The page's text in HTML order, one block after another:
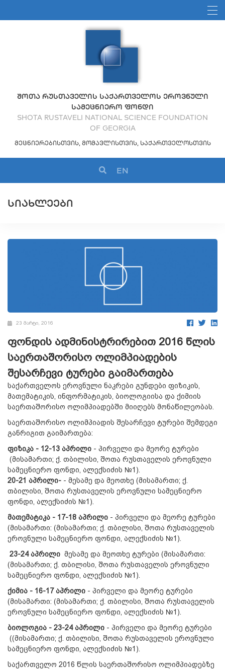
ᲨᲝᲗᲐ ᲠᲣᲡᲗᲐᲕᲔᲚᲘᲡ ᲡᲐᲥᲐᲠᲗᲕᲔᲚᲝᲡ ᲔᲠᲝᲕᲜᲣᲚᲘ
ᲡᲐᲛᲔᲪᲜᲘᲔᲠᲝ ᲤᲝᲜᲓᲘ
SHOTA RUSTAVELI NATIONAL SCIENCE FOUNDATION
OF GEORGIA
ᲛᲔᲪᲜᲘᲔᲠᲔᲑᲘᲡᲗᲕᲘᲡ, ᲛᲝᲛᲐᲕᲚᲘᲡᲗᲕᲘᲡ, ᲡᲐᲥᲐᲠᲗᲕᲔᲚᲝᲡᲗᲕᲘᲡ
EN
ᲡᲘᲐᲮᲚᲔᲔᲑᲘ
23 მარტი, 2016
ფონდის ადმინისტრირებით 2016 წლის
საერთაშორისო ოლიმპიადების
შესარჩევი ტურები გაიმართება
საქართველოს ეროვნული ნაკრები გუნდები ფიზიკის,
მათემატიკის, ინფორმატიკის, ბიოლოგიისა და ქიმიის
საერთაშორისო ოლიმპიადებში მიიღებს მონაწილეობას.
საერთაშორისო ოლიმპიადის შესარჩევი ტურები შემდეგი
განრიგით გაიმართება:
ფიზიკა - 12-13 აპრილი - პირველი და მეორე ტურები
(მისამართი; ქ. თბილისი, შოთა რუსთაველის ეროვნული
სამეცნიერო ფონდი, ალექსიძის №1).
20-21 აპრილი- - მესამე და მეოთხე (მისამართი; ქ.
თბილისი, შოთა რუსთაველის ეროვნული სამეცნიერო
ფონდი, ალექსიძის №1).
მათემატიკა - 17-18 აპრილი - პირველი და მეორე ტურები
(მისამართი: (მისამართი; ქ. თბილისი, შოთა რუსთაველის
ეროვნული სამეცნიერო ფონდი, ალექსიძის №1).
23-24 აპრილი მესამე და მეოთხე ტურები (მისამართი:
(მისამართი; ქ. თბილისი, შოთა რუსთაველის ეროვნული
სამეცნიერო ფონდი, ალექსიძის №1).
ქიმია - 16-17 აპრილი - პირველი და მეორე ტურები
(მისამართი: (მისამართი; ქ. თბილისი, შოთა რუსთაველის
ეროვნული სამეცნიერო ფონდი, ალექსიძის №1).
ბიოლოგია - 23-24 აპრილი - პირველი და მეორე ტურები
((მისამართი; ქ. თბილისი, შოთა რუსთაველის ეროვნული
სამეცნიერო ფონდი, ალექსიძის №1).
საქართველო 2016 წლის საერთაშორისო ოლიმპიადებზე